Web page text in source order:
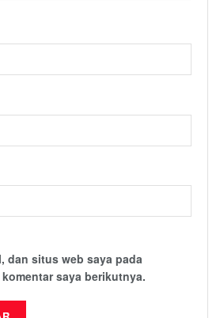
dan situs web saya pada
saya berikutnya.